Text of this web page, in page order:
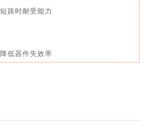
路时耐受能力
低器件失效率